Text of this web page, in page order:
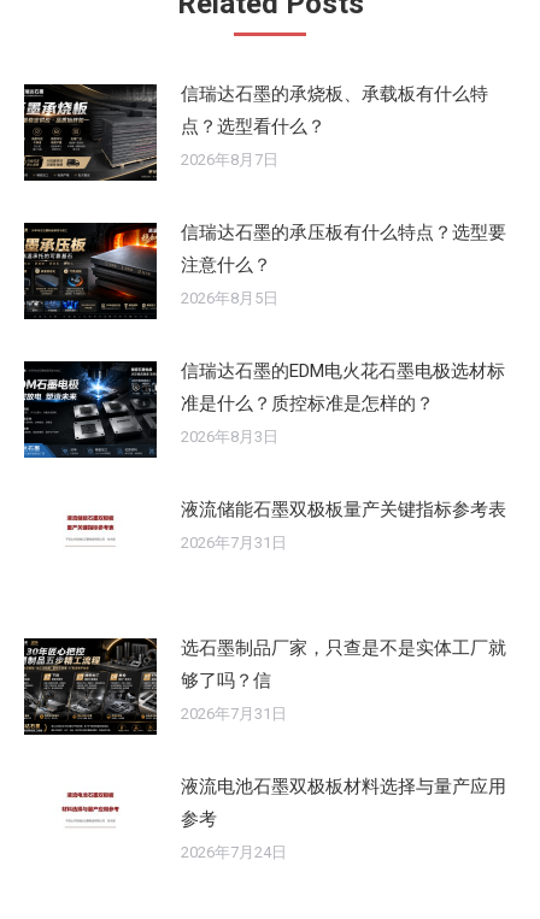
信瑞达石墨的承烧板、承载板有什么特
点？选型看什么？
2026年8月7日
信瑞达石墨的承压板有什么特点？选型要
注意什么？
2026年8月5日
信瑞达石墨的EDM电火花石墨电极选材标
准是什么？质控标准是怎样的？
2026年8月3日
液流储能石墨双极板量产关键指标参考表
2026年7月31日
选石墨制品厂家，只查是不是实体工厂就
够了吗？信
2026年7月31日
液流电池石墨双极板材料选择与量产应用
参考
2026年7月24日